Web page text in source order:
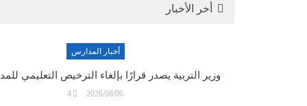
أخر الأخبار
أخبار المدارس
وزير التربية يصدر قرارًا بإلغاء الترخيص التعليمي
2026/08/06
4